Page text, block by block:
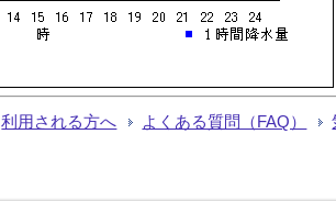
利用される方へ よくある質問（FAQ）